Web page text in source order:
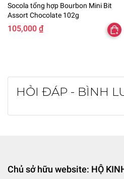
Socola tổng hợp Bourbon Mini Bit
Assort Chocolate 102g
105,000 ₫
HỎI ĐÁP - BÌNH
Chủ sở hữu website: HỘ